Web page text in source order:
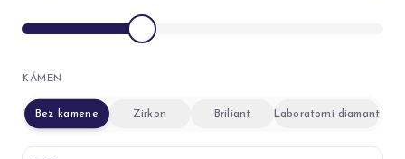
KÁMEN
Bez kamene Zirkon Briliant Laboratorní diamant